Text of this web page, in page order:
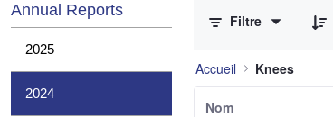
Annual Reports
2025
2024
Filtre
Accueil Knees
Nom